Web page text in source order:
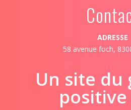
ADRESSE
58 avenue foch,
Un site du